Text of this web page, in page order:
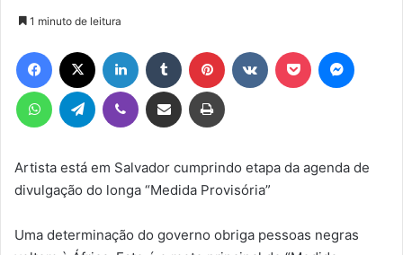
mail
1 minuto de leitura
Facebook Linkedin Tumblr Pinterest Pocket
WhatsAppTelegram Viber Compartilhar via e-mail Imprimir
Artista está em Salvador cumprindo etapa da agenda de
divulgação do longa “Medida Provisória”
Uma determinação do governo obriga pessoas negras